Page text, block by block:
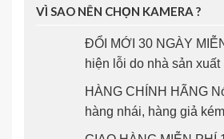
VÌ SAO NÊN CHỌN KAMERA ?
ĐỔI MỚI 30 NGÀY
hiện lỗi do nhà sản xuất
HÀNG CHÍNH HÃNG
hàng nhái, hàng giả